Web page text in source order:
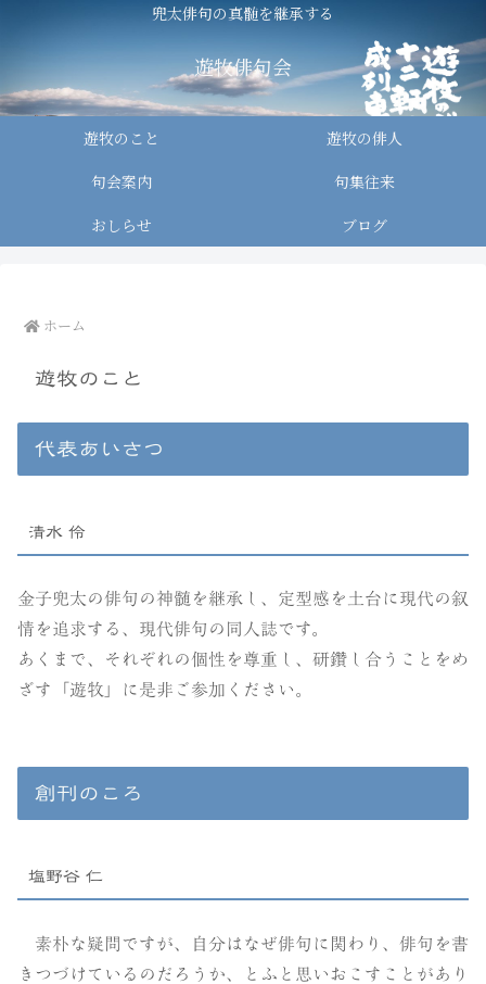
兜太俳句の真髄を継承する
遊牧俳句会
遊牧のこと
遊牧の俳人
句会案内
句集往来
おしらせ
ブログ
ホーム
遊牧のこと
代表あいさつ
清水 伶
金子兜太の俳句の神髄を継承し、定型感を土台に現代の叙
情を追求する、現代俳句の同人誌です。
あくまで、それぞれの個性を尊重し、研鑽し合うことをめ
ざす「遊牧」に是非ご参加ください。
創刊のころ
塩野谷 仁
素朴な疑問ですが、自分はなぜ俳句に関わり、俳句を書
きつづけているのだろうか、とふと思いおこすことがあり